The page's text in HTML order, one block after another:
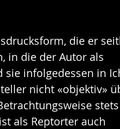
die er
in die der Autor als
sie infolgedessen in
nicht «objektiv»
als Reptorter auch